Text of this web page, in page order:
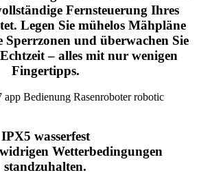
Fernsteuerung Ihres
Legen Sie mühelos Mähpläne
Sperrzonen und überwachen Sie
– alles mit nur wenigen
Fingertipps.
IPX5 wasserfest
Wetterbedingungen
standzuhalten.